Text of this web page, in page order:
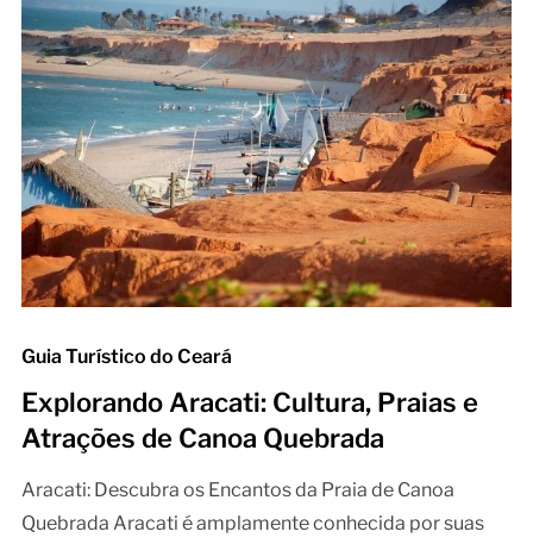
Guia Turístico do Ceará
Explorando Aracati: Cultura, Praias e
Atrações de Canoa Quebrada
Aracati: Descubra os Encantos da Praia de Canoa
Quebrada Aracati é amplamente conhecida por suas